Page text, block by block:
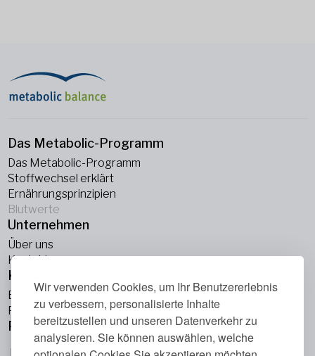
Wir verwenden Cookies, um Ihr Benutzererlebnis
zu verbessern, personalisierte Inhalte
bereitzustellen und unseren Datenverkehr zu
analysieren. Sie können auswählen, welche
Das Metabolic-Programm
Das Metabolic-Programm
Stoffwechsel erklärt
Ernährungsprinzipien
Blutwerte
Unternehmen
Über uns
Kontakt
Knowledge Hub
Blogs
Podcasts
Folge uns